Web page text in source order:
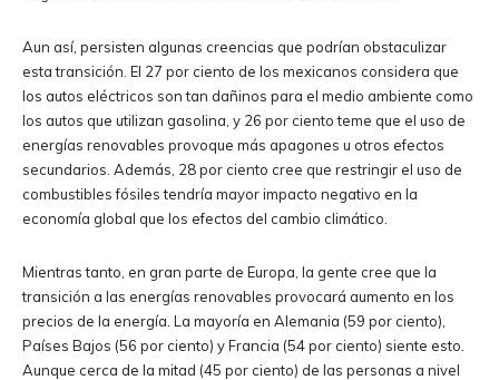
Aun así, persisten algunas creencias que podrían obstaculizar
esta transición. El 27 por ciento de los mexicanos considera que
los autos eléctricos son tan dañinos para el medio ambiente como
los autos que utilizan gasolina, y 26 por ciento teme que el uso de
energías renovables provoque más apagones u otros efectos
secundarios. Además, 28 por ciento cree que restringir el uso de
combustibles fósiles tendría mayor impacto negativo en la
economía global que los efectos del cambio climático.
Mientras tanto, en gran parte de Europa, la gente cree que la
transición a las energías renovables provocará aumento en los
precios de la energía. La mayoría en Alemania (59 por ciento),
Países Bajos (56 por ciento) y Francia (54 por ciento) siente esto.
Aunque cerca de la mitad (45 por ciento) de las personas a nivel